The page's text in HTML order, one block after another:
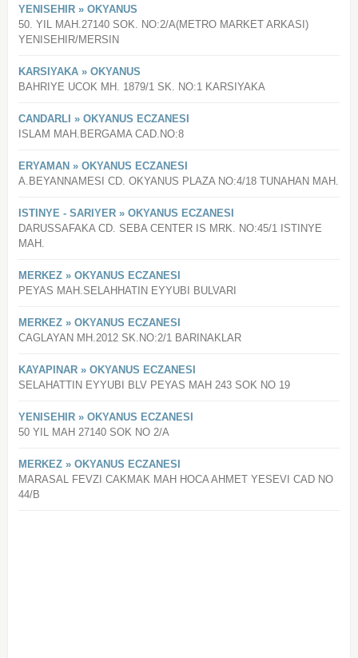
YENISEHIR » OKYANUS
50. YIL MAH.27140 SOK. NO:2/A(METRO MARKET ARKASI)
YENISEHIR/MERSIN
KARSIYAKA » OKYANUS
BAHRIYE UCOK MH. 1879/1 SK. NO:1 KARSIYAKA
CANDARLI » OKYANUS ECZANESI
ISLAM MAH.BERGAMA CAD.NO:8
ERYAMAN » OKYANUS ECZANESI
A.BEYANNAMESI CD. OKYANUS PLAZA NO:4/18 TUNAHAN MAH.
ISTINYE - SARIYER » OKYANUS ECZANESI
DARUSSAFAKA CD. SEBA CENTER IS MRK. NO:45/1 ISTINYE
MAH.
MERKEZ » OKYANUS ECZANESI
PEYAS MAH.SELAHHATIN EYYUBI BULVARI
MERKEZ » OKYANUS ECZANESI
CAGLAYAN MH.2012 SK.NO:2/1 BARINAKLAR
KAYAPINAR » OKYANUS ECZANESI
SELAHATTIN EYYUBI BLV PEYAS MAH 243 SOK NO 19
YENISEHIR » OKYANUS ECZANESI
50 YIL MAH 27140 SOK NO 2/A
MERKEZ » OKYANUS ECZANESI
MARASAL FEVZI CAKMAK MAH HOCA AHMET YESEVI CAD NO
44/B